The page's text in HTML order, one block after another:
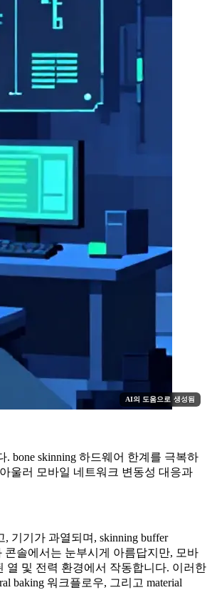
AI의 도움으로 생성됨
bone skinning 하드웨어 한계를 극복하
울러 모바일 네트워크 변동성 대응과
기기가 과열되며, skinning buffer
콘솔에서는 눈부시게 아름답지만, 모바
열 및 전력 환경에서 작동합니다. 이러한
baking 워크플로우, 그리고 material